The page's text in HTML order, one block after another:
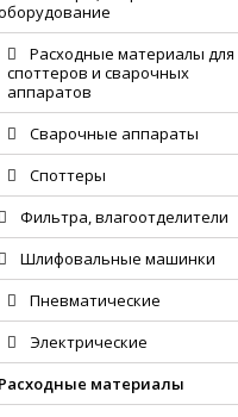
Расходные материалы для
споттеров и сварочных
аппаратов
Сварочные аппараты
Споттеры
Фильтра, влагоотделители
Шлифовальные машинки
Пневматические
Электрические
Расходные материалы